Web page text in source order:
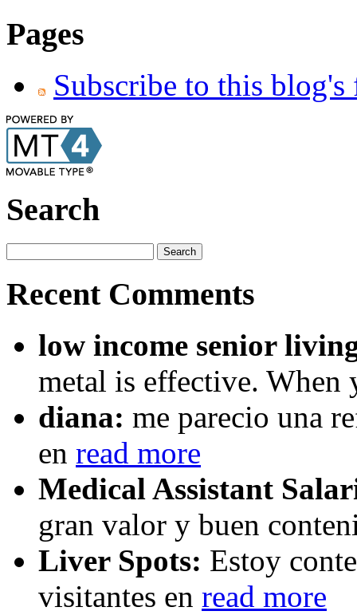
Pages
Subscribe to this blog's
Search
Recent Comments
low income senior
metal is effective. When
diana: me parecio una
en read more
Medical Assistant
gran valor y buen
Liver Spots: Estoy
visitantes en read more